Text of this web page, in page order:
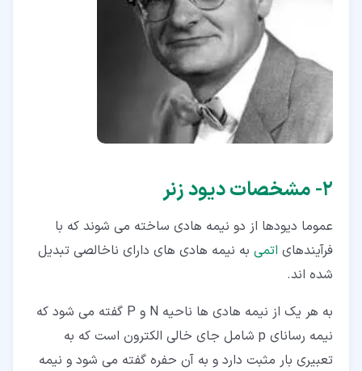
۲‏- مشخصات دیود زنر
عموما دیودها از دو نیمه هادی ساخته می شوند که با
فرآیندهای اتمی به نیمه هادی های دارای ناخالصی تبدیل
شده اند.
به هر یک از نیمه هادی ها ناحیه N و P گفته می شود که
نیمه رسانای p شامل جای خالی الکترون است که به
تعبیری بار مثبت دارد و به آن حفره گفته می شود و نیمه